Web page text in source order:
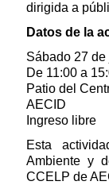
dirigida a
Datos de la
Sábado 27
De 11:00 a
Patio del
AECID
Ingreso libre
Esta
Ambiente y
CCELP de